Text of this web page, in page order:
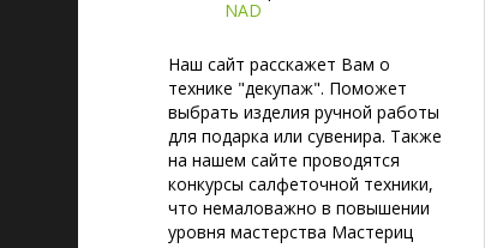
NAD
Наш сайт расскажет Вам о
технике "декупаж". Поможет
выбрать изделия ручной работы
для подарка или сувенира. Также
на нашем сайте проводятся
конкурсы салфеточной техники,
что немаловажно в повышении
уровня мастерства Мастериц